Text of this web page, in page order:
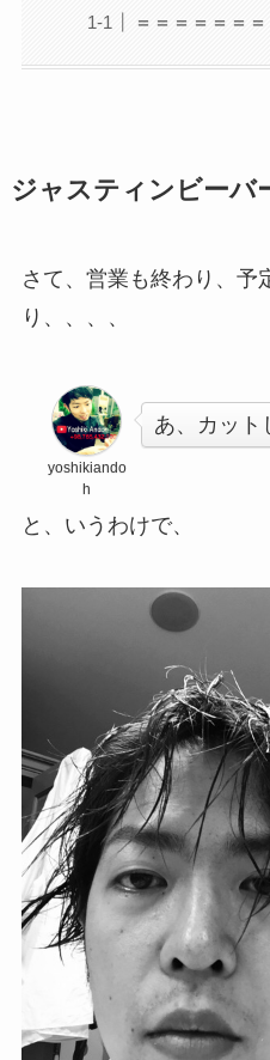
＝＝＝＝＝＝＝
ジャスティンビーバ
さて、営業も終わり、予
り、、、、
yoshikiando
h
あ、カット
と、いうわけで、